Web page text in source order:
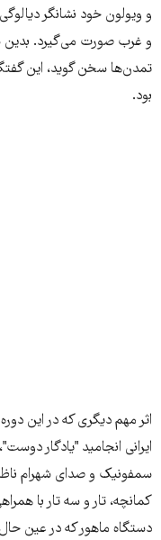
و ویولون خود نشانگر
و غرب صورت می‌گیرد. بدین
تمدن‌ها سخن گوید، این
بود.
اثر مهم دیگری که در این
ایرانی انجامید "یادگار
سمفونیک و صدای شهرام
کمانچه، تار و سه تار با
دستگاه ماهور که در عین حال